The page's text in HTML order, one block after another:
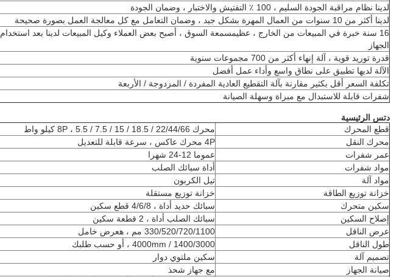
لدينا نظام مراقبة الجودة السليم ، 100 ٪ التفتيش والاختبار ، وضمان الجودة
لدينا أكثر من 10 سنوات من العمال المهرة بشكل جيد ، وضمان التعامل مع كل معالجة العمل
بصورة صحيحة
16 سنة خبرة في المبيعات من الخارج ، عظيم
سمعة السوق ، أصبح بعض العملاء وكيل المبيعات لدينا بعد استخدام
الجهاز
قدرة توريد قوية ، آلة إنهاء أكثر من 700 مجموعات سنوية
الآلة لديها تطبيق على نطاق واسع وأداء عمل أفضل
تكلفة السعر أقل بكثير مقارنة بآلة التقطيع العادية المفردة / المزدوجة / الأربعة
شفرات قابلة للاستبدال مع مبراة وسهلة الصيانة
دتس الرئيسية
قطع المحرك
محرك 8P ، 5.5 / 7.5 / 15 / 18.5 / 22/44/66 كيلو واط
محرك النقل
4P محرك عاكس ، سرعة قابلة للتعديل
عمر شفرات
عموما 12-24 شهرا
مواد شفرات
أداة سبائك الصلب
مواد آلة
تيل الكربون
خزانة توزيع الطاقة
خزانة توزيع مستقلة
سكين متحرك
سبائك حديد أداة ، 4/6/8 قطع سكين
إصلاح السكين
سبائك الصلب أداة ، 2 قطعة سكين
عرض الناقل
330/520/720/1100 مم ، ه
عرض خامل
طول الناقل
1400/3000 / 4000mm ، أو حسب طلبك
تصميم آلة
سكين ملتوي دوار
صيانة الجهاز
مع جهاز شحذ